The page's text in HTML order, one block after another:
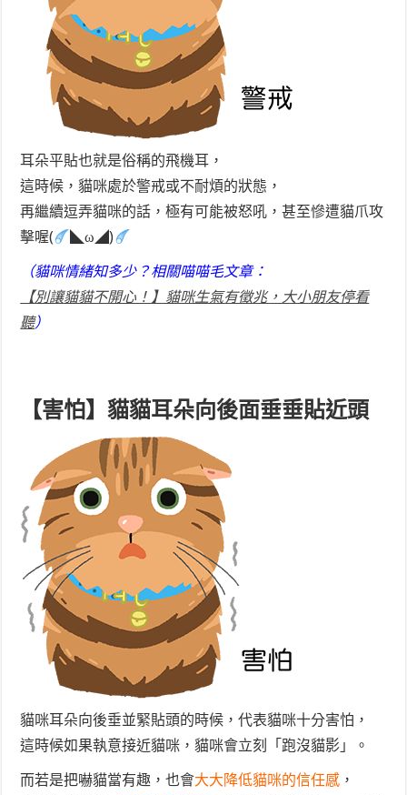
耳朵平貼也就是俗稱的飛機耳，
這時候，貓咪處於警戒或不耐煩的狀態，
再繼續逗弄貓咪的話，極有可能被怒吼，甚至慘遭貓爪攻
擊喔(
◣ω◢)
（貓咪情緒知多少？相關喵喵毛文章：
【別讓貓貓不開心！】貓咪生氣有徵兆，大小朋友停看
聽）
【害怕】貓貓耳朵向後面垂垂貼近頭
貓咪耳朵向後垂並緊貼頭的時候，代表貓咪十分害怕，
這時候如果執意接近貓咪，貓咪會立刻「跑沒貓影」。
而若是把嚇貓當有趣，也會大大降低貓咪的信任感 ，